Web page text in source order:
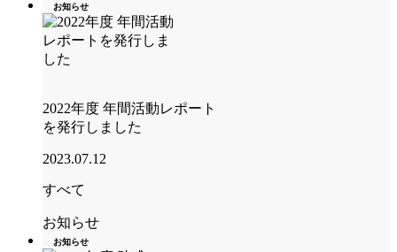
お知らせ
2022年度 年間活動レポート
を発行しました
2023.07.12
すべて
お知らせ
お知らせ